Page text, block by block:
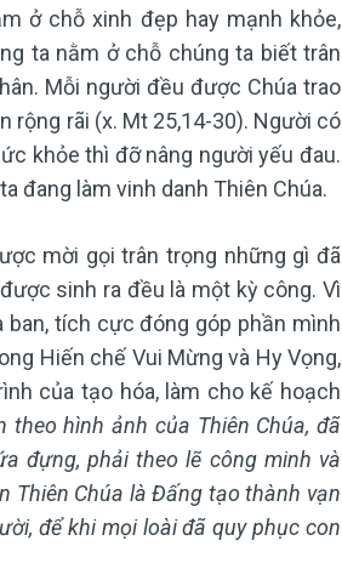
ở chỗ xinh đẹp hay mạnh khỏe,
ta nằm ở chỗ chúng ta biết trân
Mỗi người đều được Chúa trao
rộng rãi (x. Mt 25,14-30). Người có
khỏe thì đỡ nâng người yếu đau.
đang làm vinh danh Thiên Chúa.
mời gọi trân trọng những gì đã
sinh ra đều là một kỳ công. Vì
tích cực đóng góp phần mình
Hiến chế Vui Mừng và Hy Vọng,
của tạo hóa, làm cho kế hoạch
theo hình ảnh của Thiên Chúa, đã
đựng, phải theo lẽ công minh và
Thiên Chúa là Đấng tạo thành vạn
để khi mọi loài đã quy phục con